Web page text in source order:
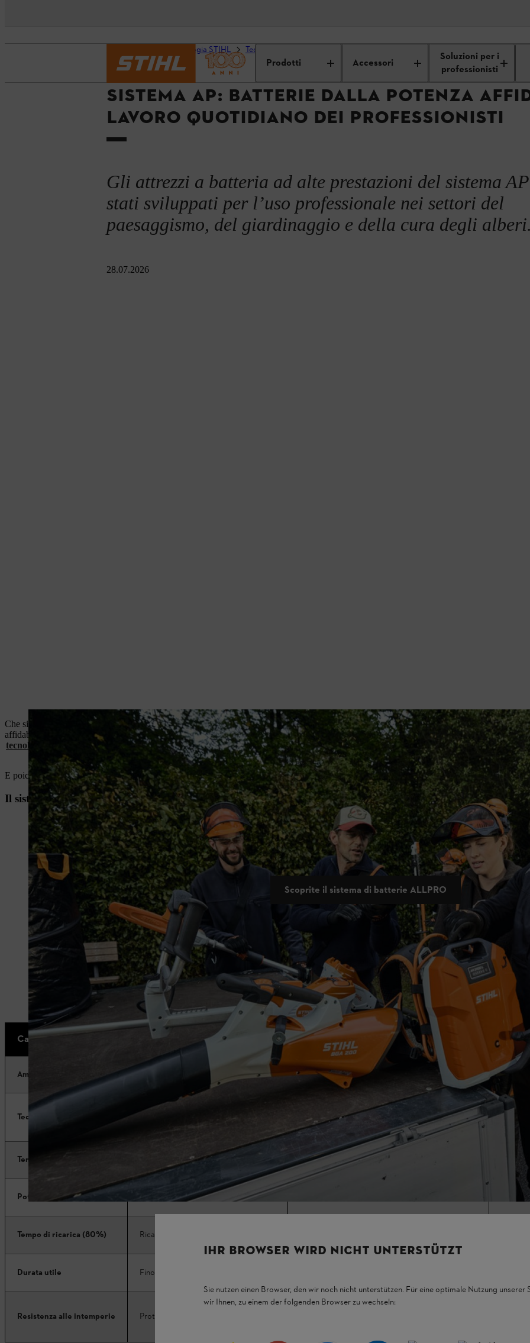
Prodotti Accessori
Soluzioni per i
professionisti
Tecnologia STIHL Tecnologia a batteria STIHL Sistema AP a batteria STIHL
SISTEMA AP: BATTERIE DALLA POTENZA
LAVORO QUOTIDIANO DEI PROFESSIONISTI
Gli attrezzi a batteria ad alte prestazioni del sistema
stati sviluppati per l’uso professionale nei settori del
paesaggismo, del giardinaggio e della cura degli
28.07.2026
Che si tratti di tagliare il prato tagliare siepioeseguire lavori di taglio con la motosega : nel lavoro quotidiano è fondamentale che gli
affidabile e siano flessibili nell’utilizzo. Proprio per questo è stato sviluppato il sistema AP di STIHL. Grazie a un ampio assortimento di
tecnologia agli ioni di litio
, il sistema consente di lavorare in modo efficiente e senza emissioni locali.
E poiché le esigenze del lavoro professionale sono in costante aumento, ilsistema di batterie viene continuamente sviluppato.
Il sistema di batterie ALLPRO: massime prestazioni per la vostra giornata lavorativa
Il sistema di batterie ALLPRO è l’evoluzione del precedente
più efficienza e compatibilità al 100% con gli attrezzi del sistema AP.
del sistema AP è garantito a lungo termine dalcommercio
Scoprite il sistema di batterie ALLPRO
Caratteristiche Sistema AP Sistema di batterie ALLPRO
Ambito di utilizzo Professionisti, utenti domestici esigenti Professionisti, utenti domestici esigenti
Tecnologia Batterie con celle agli ioni di litio
Serie standard: Batterie con celle agli ioni di litio
Serie Performance: Batterie con tecnologia tabless
Tensione 40 V MAX
Potenza di picco Livello professionale standard
Tempo di ricarica (80%) Ricarica rapida standard
Durata utile Fino a 1’200 cicli di ricarica
Resistenza alle intemperie Protezione IPX4
IHR BROWSER WIRD NICHT UNTERSTÜTZT
Sie nutzen einen Browser, den wir noch nicht unterstützen. Für eine optimale Nutzung unserer
wir Ihnen, zu einem der folgenden Browser zu wechseln: